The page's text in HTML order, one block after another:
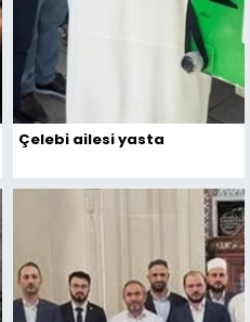
Çelebi ailesi yasta